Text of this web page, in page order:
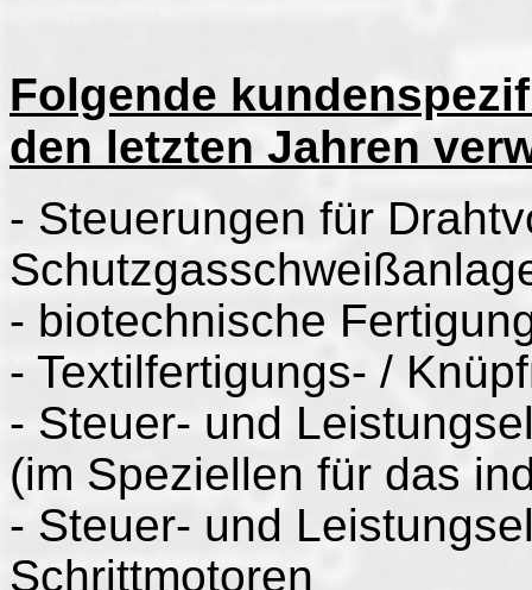
Folgende
den letzten Jahren
- Steuerungen für
- biotechnische
- Textilfertigungs- /
- Steuer- und
(im Speziellen für das
- Steuer- und
Schrittmotoren